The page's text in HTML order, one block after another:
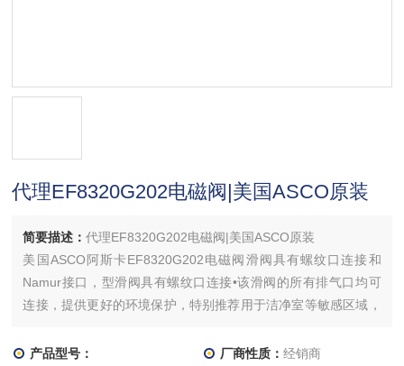
代理EF8320G202电磁阀|美国ASCO原装
简要描述：代理EF8320G202电磁阀|美国ASCO原装
美国ASCO阿斯卡EF8320G202电磁阀滑阀具有螺纹口连接和
Namur接口，型滑阀具有螺纹口连接•该滑阀的所有排气口均可
连接，提供更好的环境保护，特别推荐用于洁净室等敏感区域，
式分流集流阀，以及自调和可调式组合的组合调式式分流集流
产品型号： 厂商性质： 经销商